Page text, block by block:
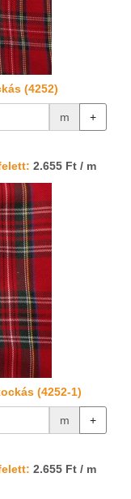
(4252)
m +
2.655 Ft / m
(4252-1)
m +
2.655 Ft / m